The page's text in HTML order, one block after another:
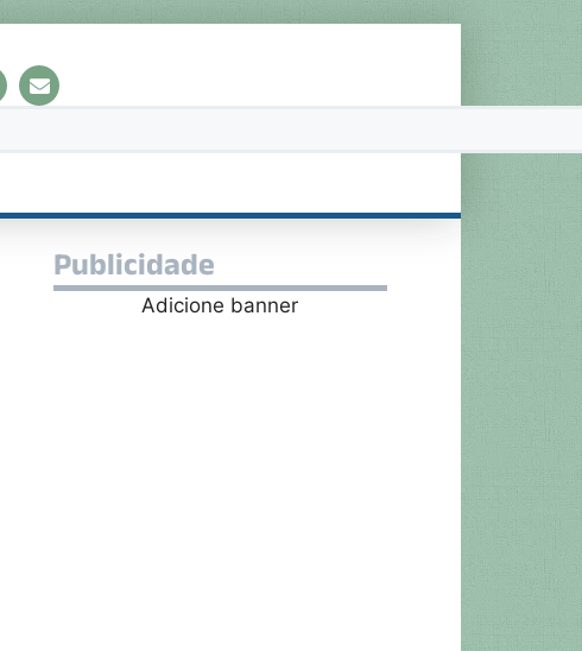
Publicidade
Adicione banner